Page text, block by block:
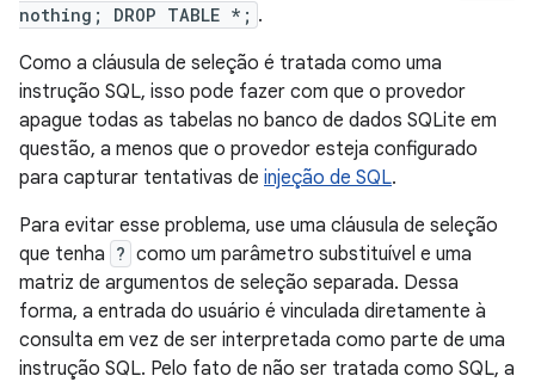
nothing; DROP TABLE *; .
Como a cláusula de seleção é tratada como uma
instrução SQL, isso pode fazer com que o provedor
apague todas as tabelas no banco de dados SQLite em
questão, a menos que o provedor esteja configurado
para capturar tentativas de injeção de SQL.
Para evitar esse problema, use uma cláusula de seleção
que tenha ? como um parâmetro substituível e uma
matriz de argumentos de seleção separada. Dessa
forma, a entrada do usuário é vinculada diretamente à
consulta em vez de ser interpretada como parte de uma
instrução SQL. Pelo fato de não ser tratada como SQL, a